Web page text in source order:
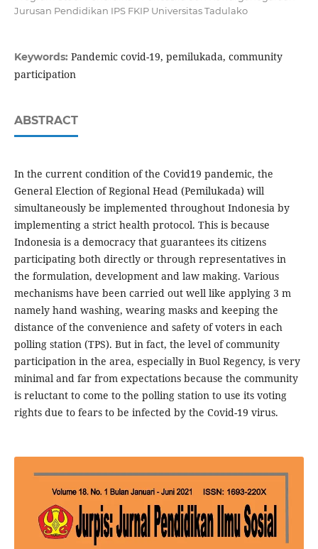
Jurusan Pendidikan IPS FKIP Universitas Tadulako
Keywords: Pandemic covid-19, pemilukada, community
participation
ABSTRACT
In the current condition of the Covid19 pandemic, the
General Election of Regional Head (Pemilukada) will
simultaneously be implemented throughout Indonesia by
implementing a strict health protocol. This is because
Indonesia is a democracy that guarantees its citizens
participating both directly or through representatives in
the formulation, development and law making. Various
mechanisms have been carried out well like applying 3 m
namely hand washing, wearing masks and keeping the
distance of the convenience and safety of voters in each
polling station (TPS). But in fact, the level of community
participation in the area, especially in Buol Regency, is very
minimal and far from expectations because the community
is reluctant to come to the polling station to use its voting
rights due to fears to be infected by the Covid-19 virus.